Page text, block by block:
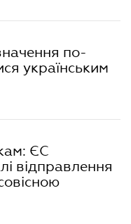
по-
українським
ЄС
відправлення